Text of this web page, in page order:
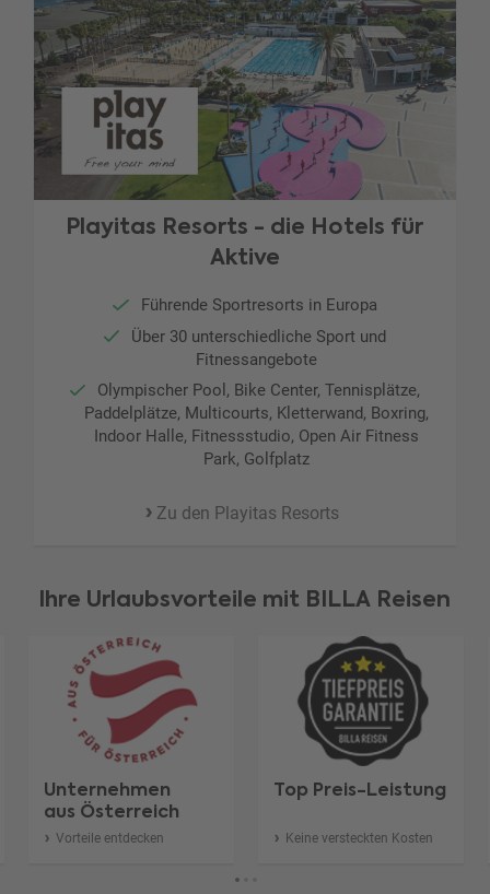
Playitas Resorts - die Hotels für
Aktive
Führende Sportresorts in Europa
Über 30 unterschiedliche Sport und
Fitnessangebote
Olympischer Pool, Bike Center, Tennisplätze,
Paddelplätze, Multicourts, Kletterwand, Boxring,
Indoor Halle, Fitnessstudio, Open Air Fitness
Park, Golfplatz
Zu den Playitas Resorts
Ihre Urlaubsvorteile mit BILLA Reisen
Unternehmen
aus Österreich
Vorteile entdecken
Top Preis-Leistung
Keine versteckten Kosten